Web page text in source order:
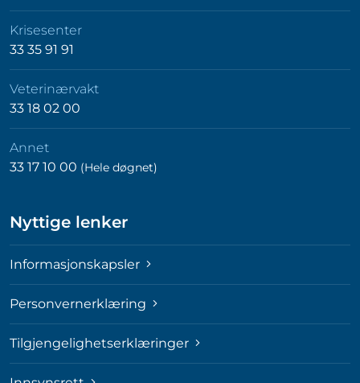
Krisesenter
33 35 91 91
Veterinærvakt
33 18 02 00
Annet
33 17 10 00 (Hele døgnet)
Nyttige lenker
Informasjonskapsler
Personvernerklæring
Tilgjengelighetserklæringer